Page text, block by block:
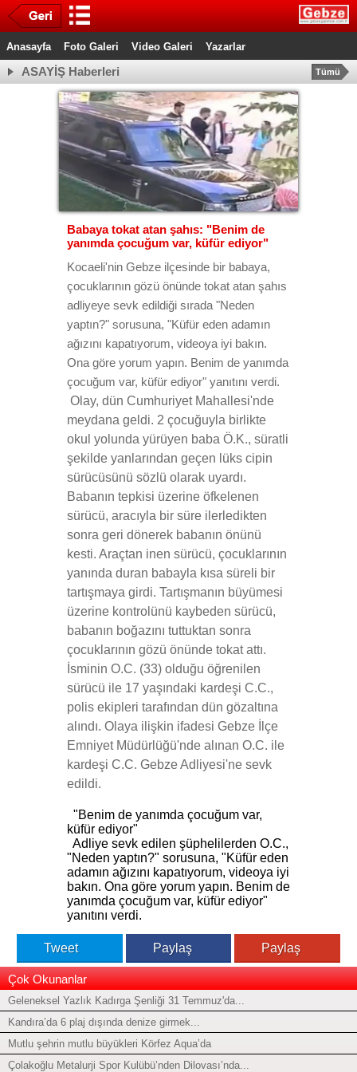
Anasayfa Foto Galeri Video Galeri Yazarlar
ASAYİŞ Haberleri Tümü
Babaya tokat atan şahıs: "Benim de
yanımda çocuğum var, küfür ediyor"
Kocaeli'nin Gebze ilçesinde bir babaya,
çocuklarının gözü önünde tokat atan şahıs
adliyeye sevk edildiği sırada "Neden
yaptın?" sorusuna, "Küfür eden adamın
ağızını kapatıyorum, videoya iyi bakın.
Ona göre yorum yapın. Benim de yanımda
çocuğum var, küfür ediyor" yanıtını verdi.
Olay, dün Cumhuriyet Mahallesi'nde
meydana geldi. 2 çocuğuyla birlikte
okul yolunda yürüyen baba Ö.K., süratli
şekilde yanlarından geçen lüks cipin
sürücüsünü sözlü olarak uyardı.
Babanın tepkisi üzerine öfkelenen
sürücü, aracıyla bir süre ilerledikten
sonra geri dönerek babanın önünü
kesti. Araçtan inen sürücü, çocuklarının
yanında duran babayla kısa süreli bir
tartışmaya girdi. Tartışmanın büyümesi
üzerine kontrolünü kaybeden sürücü,
babanın boğazını tuttuktan sonra
çocuklarının gözü önünde tokat attı.
İsminin O.C. (33) olduğu öğrenilen
sürücü ile 17 yaşındaki kardeşi C.C.,
polis ekipleri tarafından dün gözaltına
alındı. Olaya ilişkin ifadesi Gebze İlçe
Emniyet Müdürlüğü'nde alınan O.C. ile
kardeşi C.C. Gebze Adliyesi'ne sevk
edildi.
"Benim de yanımda çocuğum var,
küfür ediyor"
Adliye sevk edilen şüphelilerden O.C.,
"Neden yaptın?" sorusuna, "Küfür eden
adamın ağızını kapatıyorum, videoya iyi
bakın. Ona göre yorum yapın. Benim de
yanımda çocuğum var, küfür ediyor"
yanıtını verdi.
Tweet Paylaş Paylaş
Çok Okunanlar
Geleneksel Yazlık Kadırga Şenliği 31 Temmuz'da...
Kandıra’da 6 plaj dışında denize girmek...
Mutlu şehrin mutlu büyükleri Körfez Aqua’da
Çolakoğlu Metalurji Spor Kulübü’nden Dilovası’nda...